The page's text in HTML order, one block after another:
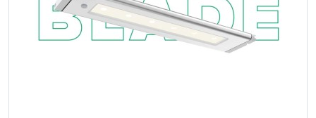
VORSCHAU